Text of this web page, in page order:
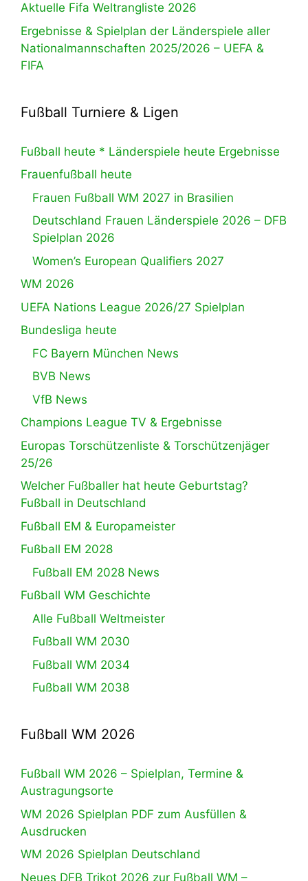
Aktuelle Fifa Weltrangliste 2026
Ergebnisse & Spielplan der Länderspiele aller
Nationalmannschaften 2025/2026 – UEFA &
FIFA
Fußball Turniere & Ligen
Fußball heute * Länderspiele heute Ergebnisse
Frauenfußball heute
Frauen Fußball WM 2027 in Brasilien
Deutschland Frauen Länderspiele 2026 – DFB
Spielplan 2026
Women’s European Qualifiers 2027
WM 2026
UEFA Nations League 2026/27 Spielplan
Bundesliga heute
FC Bayern München News
BVB News
VfB News
Champions League TV & Ergebnisse
Europas Torschützenliste & Torschützenjäger
25/26
Welcher Fußballer hat heute Geburtstag?
Fußball in Deutschland
Fußball EM & Europameister
Fußball EM 2028
Fußball EM 2028 News
Fußball WM Geschichte
Alle Fußball Weltmeister
Fußball WM 2030
Fußball WM 2034
Fußball WM 2038
Fußball WM 2026
Fußball WM 2026 – Spielplan, Termine &
Austragungsorte
WM 2026 Spielplan PDF zum Ausfüllen &
Ausdrucken
WM 2026 Spielplan Deutschland
Neues DFB Trikot 2026 zur Fußball WM –